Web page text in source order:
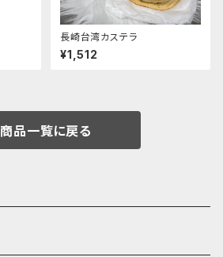
長崎台湾カステラ
¥1,512
商品一覧に戻る